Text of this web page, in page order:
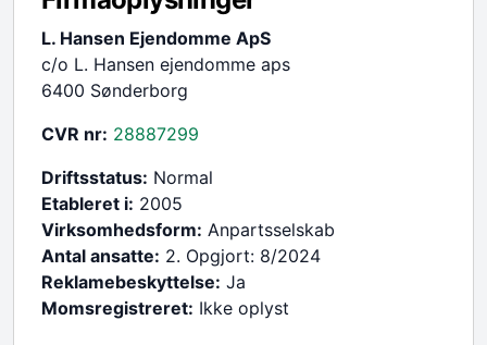
L. Hansen Ejendomme ApS
c/o L. Hansen ejendomme aps
6400 Sønderborg
CVR nr: 28887299
Driftsstatus: Normal
Etableret i: 2005
Virksomhedsform: Anpartsselskab
Antal ansatte: 2. Opgjort: 8/2024
Reklamebeskyttelse: Ja
Momsregistreret: Ikke oplyst